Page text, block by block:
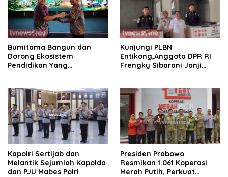
Bumitama Bangun dan
Dorong Ekosistem
Pendidikan Yang
Kunjungi PLBN
Entikong,Anggota DPR RI
Frengky Sibarani Janji
Kapolri Sertijab dan
Melantik Sejumlah Kapolda
dan PJU Mabes Polri
Presiden Prabowo
Resmikan 1.061 Koperasi
Merah Putih, Perkuat